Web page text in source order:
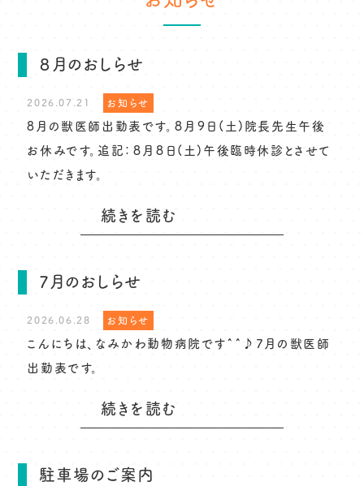
８月のおしらせ
2026.07.21 お知らせ
8月の獣医師出勤表です。８月９日(土)院長先生午後
お休みです。追記：８月８日(土)午後臨時休診とさせて
いただきます。
続きを読む
7月のおしらせ
2026.06.28 お知らせ
こんにちは、なみかわ動物病院です^^♪7月の獣医師
出勤表です。
続きを読む
駐車場のご案内